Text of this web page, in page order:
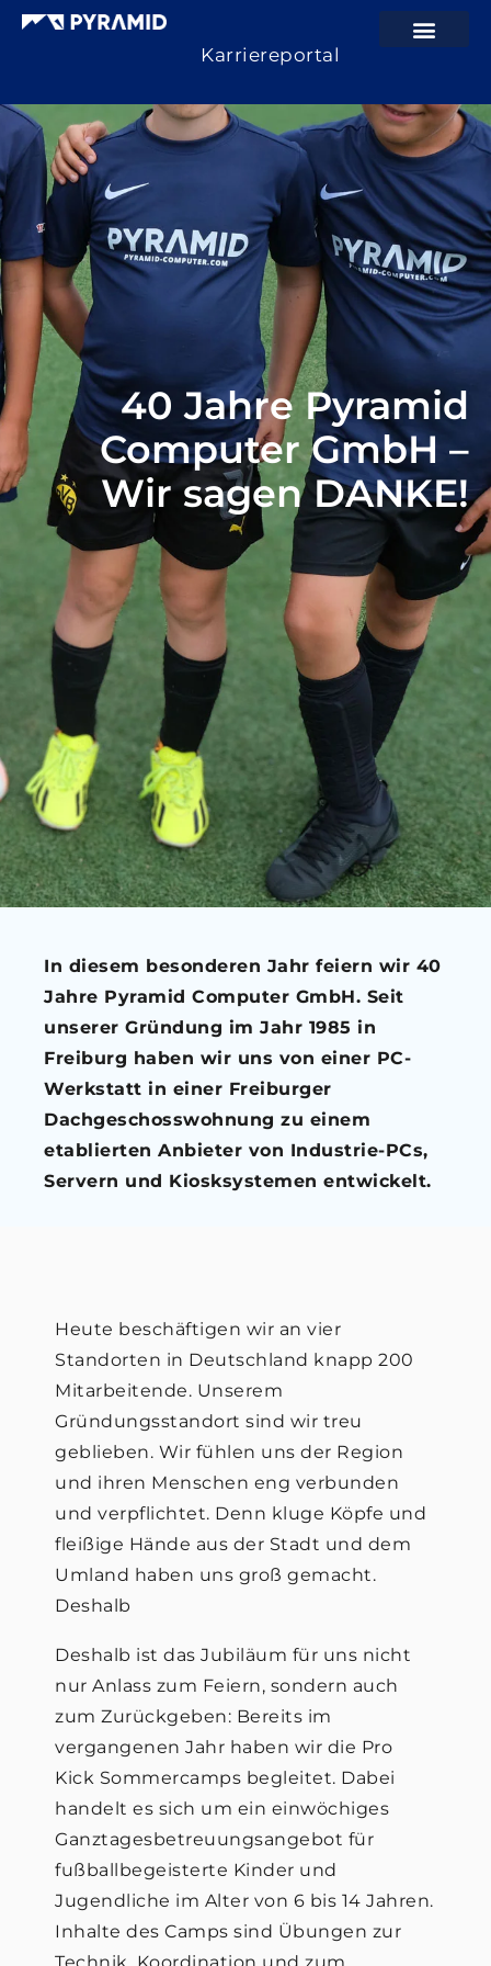
Karriereportal
40 Jahre Pyramid
Computer GmbH –
Wir sagen DANKE!
In diesem besonderen Jahr feiern wir 40
Jahre Pyramid Computer GmbH. Seit
unserer Gründung im Jahr 1985 in
Freiburg haben wir uns von einer PC-
Werkstatt in einer Freiburger
Dachgeschosswohnung zu einem
etablierten Anbieter von Industrie-PCs,
Servern und Kiosksystemen entwickelt.
Heute beschäftigen wir an vier
Standorten in Deutschland knapp 200
Mitarbeitende. Unserem
Gründungsstandort sind wir treu
geblieben. Wir fühlen uns der Region
und ihren Menschen eng verbunden
und verpflichtet. Denn kluge Köpfe und
fleißige Hände aus der Stadt und dem
Umland haben uns groß gemacht.
Deshalb
Deshalb ist das Jubiläum für uns nicht
nur Anlass zum Feiern, sondern auch
zum Zurückgeben: Bereits im
vergangenen Jahr haben wir die Pro
Kick Sommercamps begleitet. Dabei
handelt es sich um ein einwöchiges
Ganztagesbetreuungsangebot für
fußballbegeisterte Kinder und
Jugendliche im Alter von 6 bis 14 Jahren.
Inhalte des Camps sind Übungen zur